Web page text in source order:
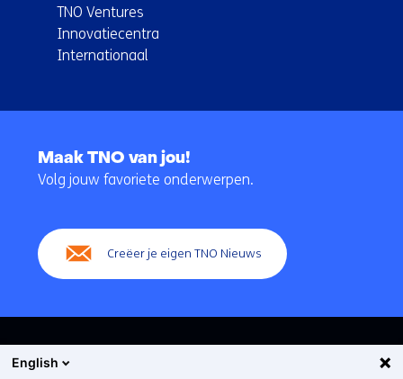
TNO Ventures
Innovatiecentra
Internationaal
navigatie
Maak TNO van jou!
Volg jouw favoriete onderwerpen.
Creëer je eigen TNO Nieuws
English